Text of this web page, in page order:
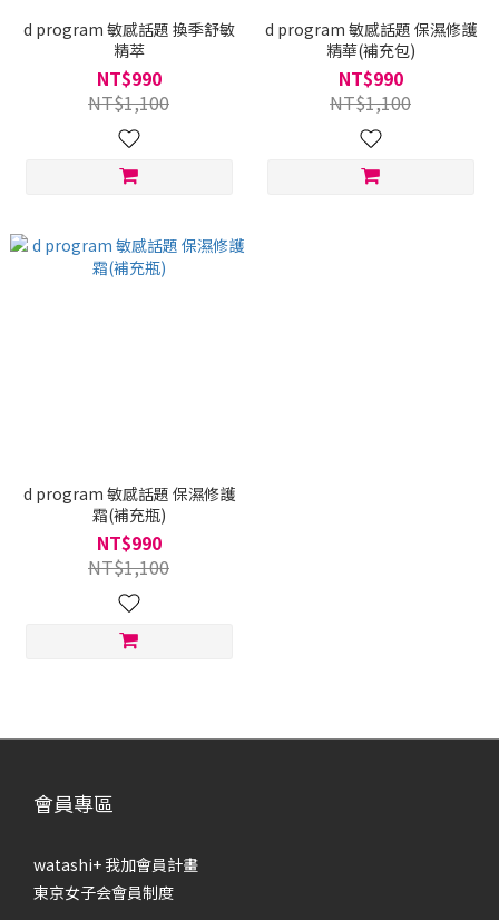
d program 敏感話題 換季舒敏
精萃
NT$990
NT$1,100
d program 敏感話題 保濕修護
精華(補充包)
NT$990
NT$1,100
d program 敏感話題 保濕修護
霜(補充瓶)
NT$990
NT$1,100
會員專區
watashi+ 我加會員計畫
東京女子会會員制度